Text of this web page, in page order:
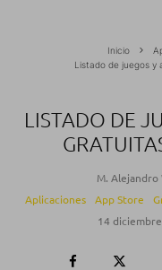
Inicio
Listado de juegos y
LISTADO DE
M. Alejandro
Aplicaciones
App Store
14